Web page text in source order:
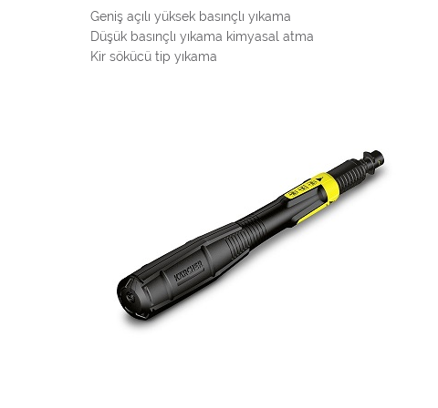
Geniş açılı yüksek basınçlı yıkama
Düşük basınçlı yıkama kimyasal atma
Kir sökücü tip yıkama